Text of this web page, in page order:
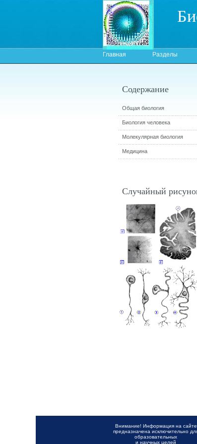
Главная Разделы
Содержание
Общая биология
Биология человека
Молекулярная биология
Медицина
Случайный
Внимание! Информация на сайте
предназначена исключительно
образовательных
и научных целей